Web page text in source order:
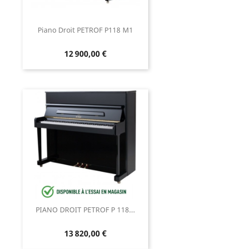
Piano Droit PETROF P118 M1
12 900,00 €
PIANO DROIT PETROF P 118...
13 820,00 €